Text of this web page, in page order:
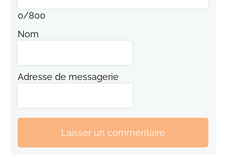
0/800
Nom
Adresse de messagerie
Laisser un commentaire